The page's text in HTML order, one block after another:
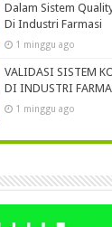
Dalam Sistem
Di Industri Farmasi
1 minggu ago
VALIDASI SISTEM
DI INDUSTRI
1 minggu ago